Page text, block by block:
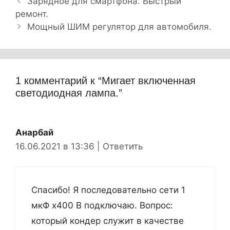
б
р
а
в
ц
и
а
п
ремонт.
Мощный ШИМ регулятор для автомобиля.
1 комментарий к “Мигает включенная
светодиодная лампа.”
Анарбай
16.06.2021 в 13:36
Ответить
Спасибо! Я последовательно сети 1
мкФ х400 В подключаю. Вопрос:
который кондер служит в качестве